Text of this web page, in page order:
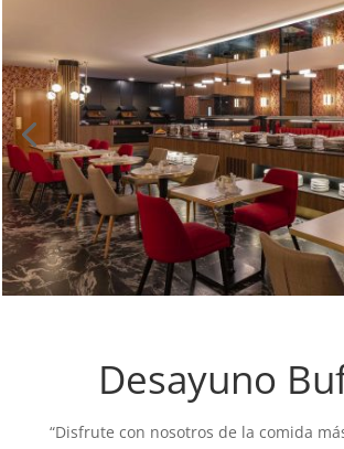
Desayuno
“Disfrute con nosotros de la comida